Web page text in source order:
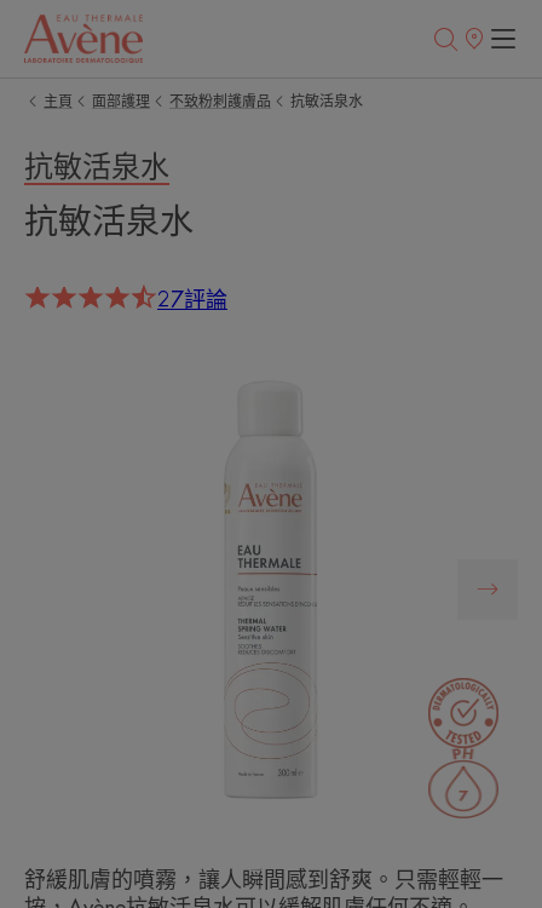
銷
主頁
面部護理 不致粉刺護膚品 抗敏活泉水
抗敏活泉水
抗敏活泉水
27評論
舒緩肌膚的噴霧，讓人瞬間感到舒爽。只需輕輕一